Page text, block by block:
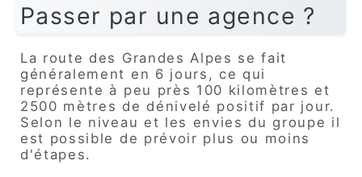
Passer par une agence ?
La route des Grandes Alpes se fait
généralement en 6 jours, ce qui
représente à peu près 100 kilomètres et
2500 mètres de dénivelé positif par jour.
Selon le niveau et les envies du groupe il
est possible de prévoir plus ou moins
d'étapes.